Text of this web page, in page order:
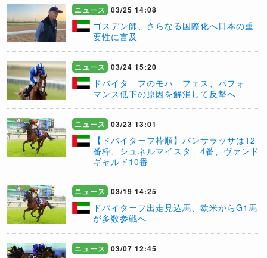
ニュース 03/25 14:08
​ゴスデン師、さらなる国際化へ日本の重
要性に言及
ニュース 03/24 15:20
ドバイターフのモハーフェス、パフォー
マンス低下の原因を解消して反撃へ
ニュース 03/23 13:01
【ドバイターフ枠順】パンサラッサは12
番枠、シュネルマイスター4番、ヴァンド
ギャルド10番
ニュース 03/19 14:25
​ドバイターフ出走見込馬、欧米からG1馬
が多数参戦へ
ニュース 03/07 12:45